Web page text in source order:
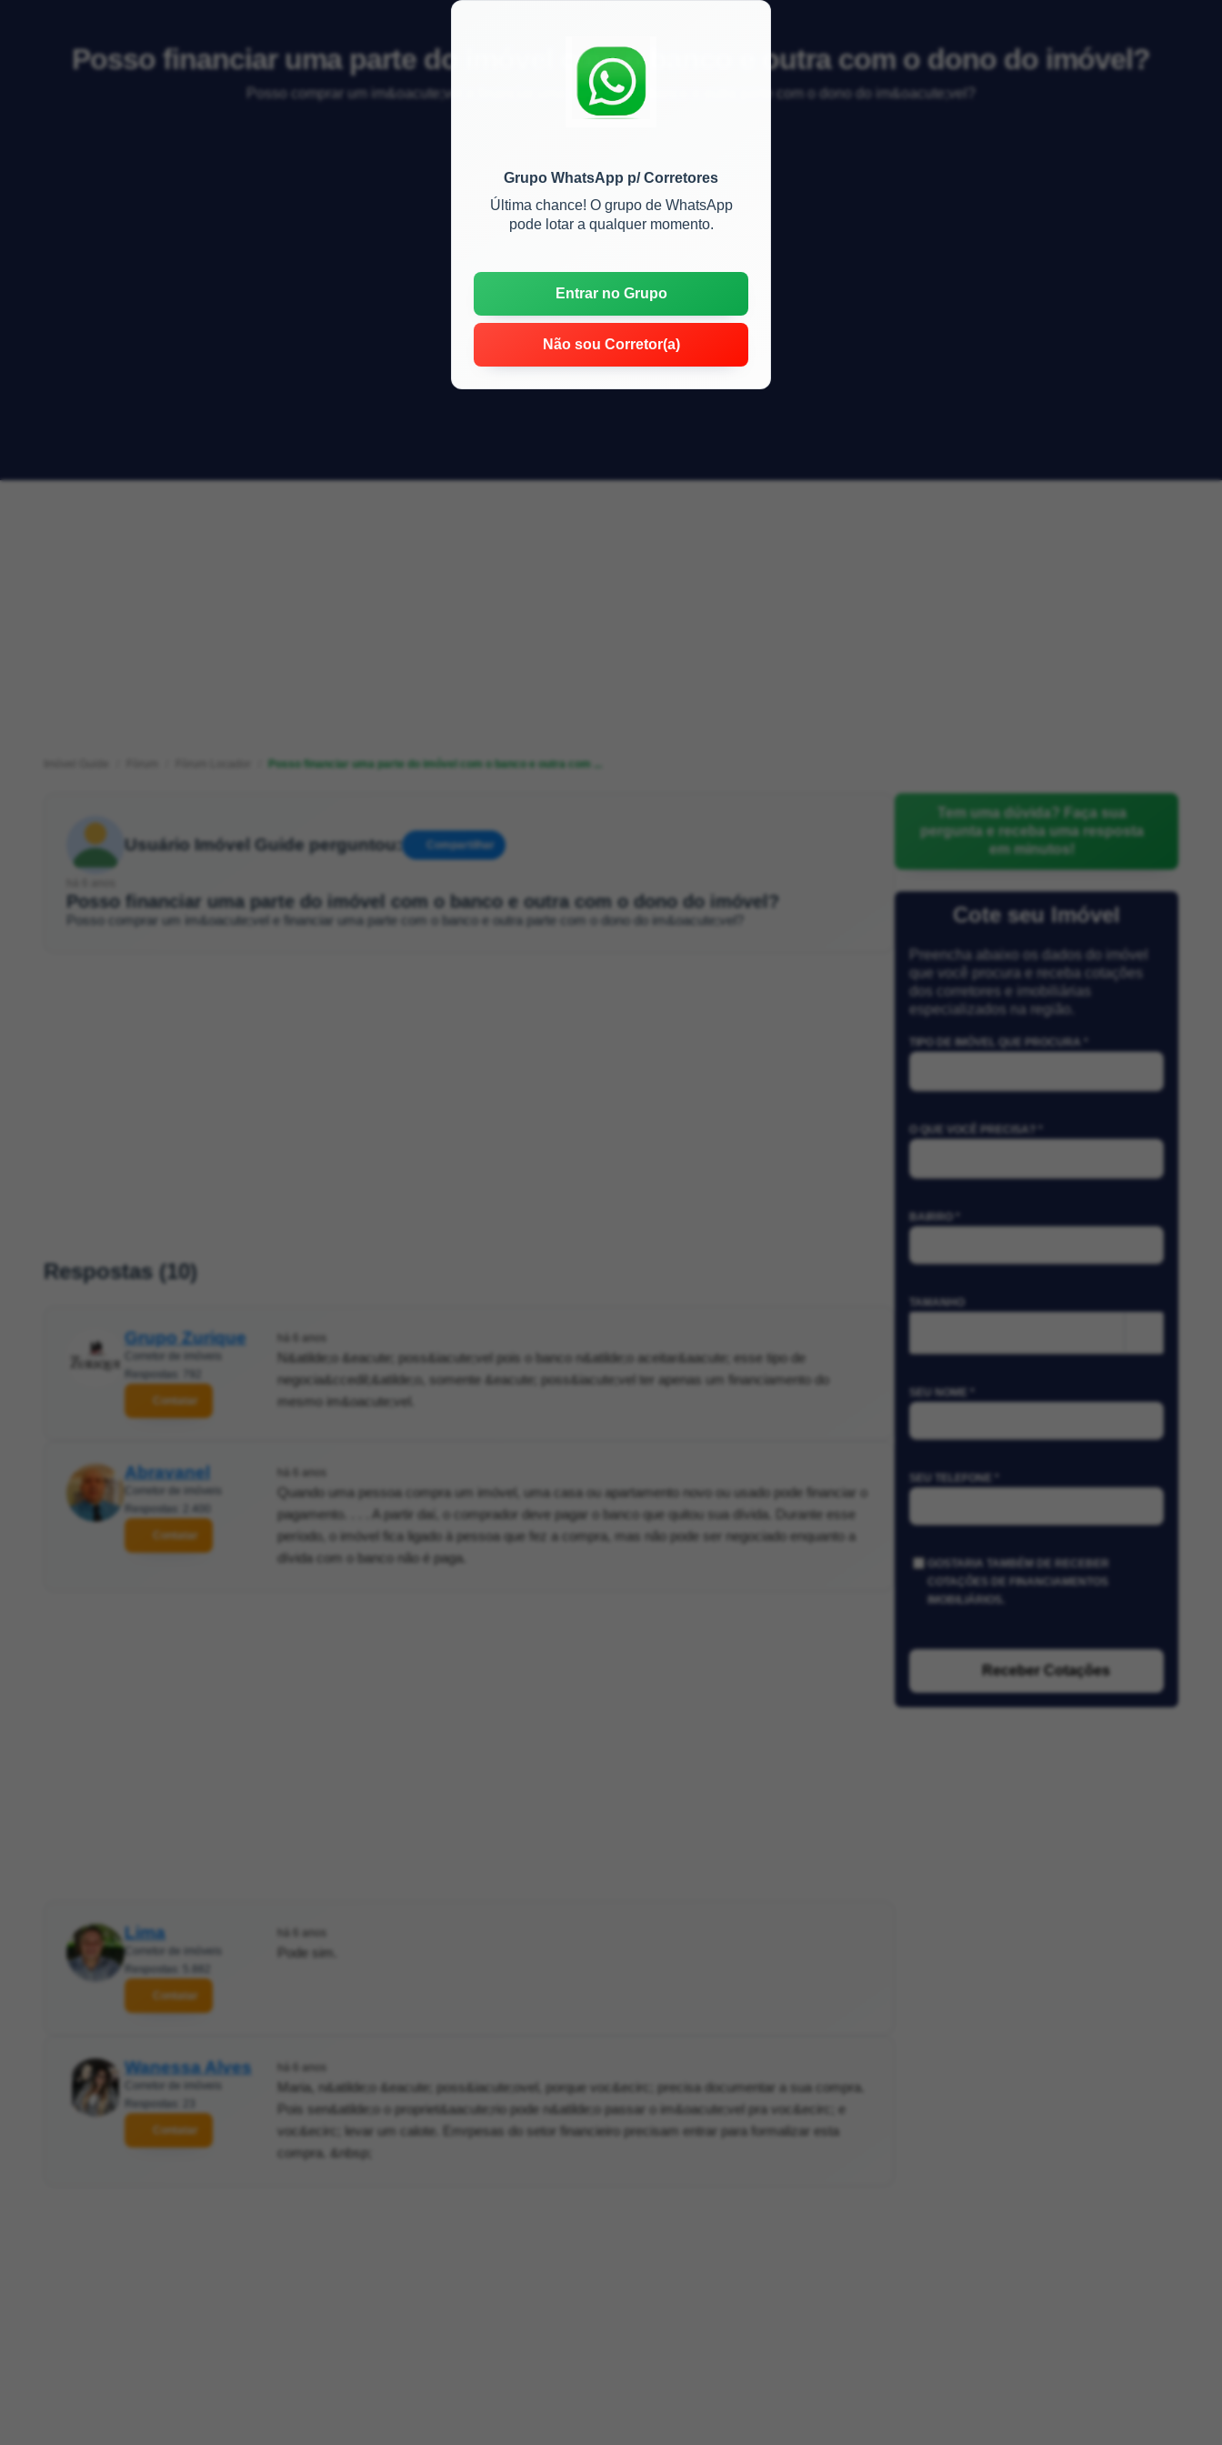
Grupo WhatsApp p/ Corretores
Última chance! O grupo de WhatsApp
pode lotar a qualquer momento.
Entrar no Grupo
Não sou Corretor(a)
Posso financiar uma parte do imóvel com o banco e outra com o dono do imóvel?
Posso comprar um im&oacute;vel e financiar uma parte com o banco e outra parte com o dono do im&oacute;vel?
Posso financiar uma parte do imóvel com o banco e outra com ...
Usuário Imóvel Guide perguntou: Compartilhar
Posso financiar uma parte do imóvel com o banco e outra com o dono do imóvel?
Posso comprar um im&oacute;vel e financiar uma parte com o banco e outra parte com o dono do im&oacute;vel?
Respostas (10)
Grupo Zurique
Contatar
N&atilde;o &eacute; poss&iacute;vel pois o banco n&atilde;o aceitar&aacute; esse tipo de
negocia&ccedil;&atilde;o, somente &eacute; poss&iacute;vel ter apenas um financiamento do
mesmo im&oacute;vel.
Abravanel
Contatar
Quando uma pessoa compra um imóvel, uma casa ou apartamento novo ou usado pode financiar o
pagamento. . . . A partir daí, o comprador deve pagar o banco que quitou sua dívida. Durante esse
período, o imóvel fica ligado à pessoa que fez a compra, mas não pode ser negociado enquanto a
dívida com o banco não é paga.
Lima
Contatar
Pode sim.
Wanessa Alves
Contatar
Maria, n&atilde;o &eacute; poss&iacute;ovel, porque voc&ecirc; precisa documentar a sua compra.
Pois sen&atilde;o o propriet&aacute;rio pode n&atilde;o passar o im&oacute;vel pra voc&ecirc; e
voc&ecirc; levar um calote. Emrpesas do setor financieiro precisam entrar para formalizar esta
compra. &nbsp;
Tem uma dúvida? Faça sua
pergunta e receba uma resposta
em minutos!
Cote seu Imóvel
Preencha abaixo os dados do imóvel
que você procura e receba cotações
dos corretores e imobiliárias
especializados na região.
TIPO DE IMÓVEL QUE PROCURA *
O QUE VOCÊ PRECISA? *
TAMANHO
SEU NOME *
SEU TELEFONE *
GOSTARIA TAMBÉM DE RECEBER
COTAÇÕES DE FINANCIAMENTOS
IMOBILIÁRIOS.
Receber Cotações